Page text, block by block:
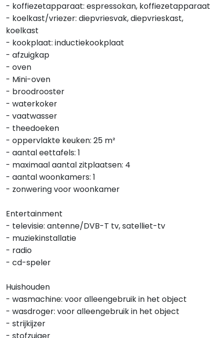
- koffiezetapparaat: espressokan, koffiezetapparaat
- koelkast/vriezer: diepvriesvak, diepvrieskast,
koelkast
- kookplaat: inductiekookplaat
- afzuigkap
- oven
- Mini-oven
- broodrooster
- waterkoker
- vaatwasser
- theedoeken
- oppervlakte keuken: 25 m²
- aantal eettafels: 1
- maximaal aantal zitplaatsen: 4
- aantal woonkamers: 1
- zonwering voor woonkamer
Entertainment
- televisie: antenne/DVB-T tv, satelliet-tv
- muziekinstallatie
- radio
- cd-speler
Huishouden
- wasmachine: voor alleengebruik in het object
- wasdroger: voor alleengebruik in het object
- strijkijzer